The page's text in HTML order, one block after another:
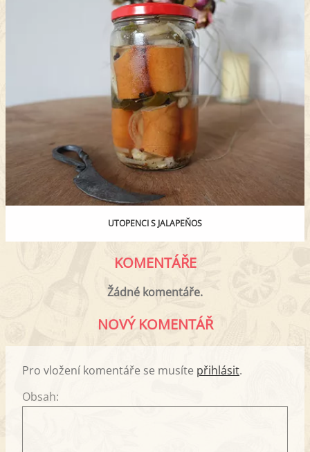
UTOPENCI S JALAPEŇOS
KOMENTÁŘE
Žádné komentáře.
NOVÝ KOMENTÁŘ
Pro vložení komentáře se musíte přihlásit.
Obsah: